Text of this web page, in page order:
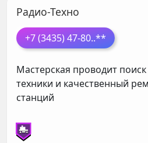
Радио-Техно
+7 (3435) 47-80..**
Мастерская проводит
техники и качественный
станций